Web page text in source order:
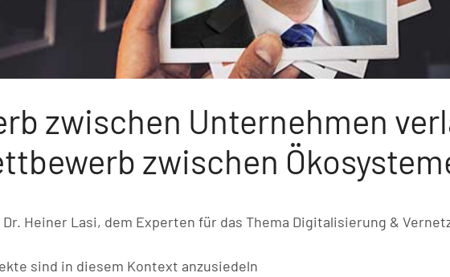
zwischen Unternehmen
zwischen
Heiner Lasi, dem Experten für das Thema Digitalisierung &
sind in diesem Kontext anzusiedeln